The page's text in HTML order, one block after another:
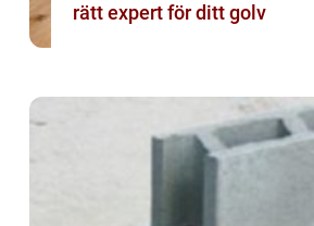
rätt expert för ditt golv